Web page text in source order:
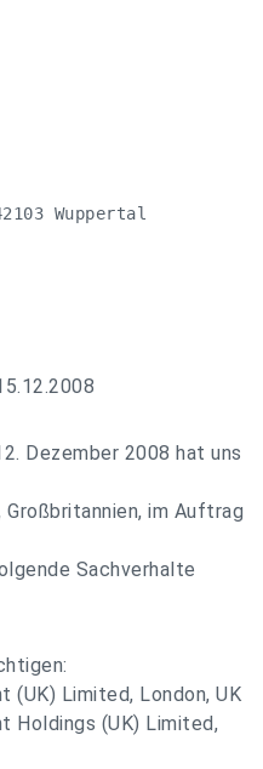
Wuppertal
Dezember 2008 hat uns
im Auftrag
Sachverhalte
(UK) Limited, London, UK
Holdings (UK) Limited,